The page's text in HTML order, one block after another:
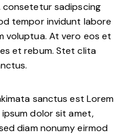
consetetur sadipscing
tempor invidunt labore
voluptua. At vero eos et
et rebum. Stet clita
sanctus est Lorem
dolor sit amet,
diam nonumy eirmod